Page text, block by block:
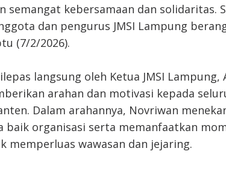
semangat kebersamaan dan solidaritas.
dan pengurus JMSI Lampung
(7/2/2026).
langsung oleh Ketua JMSI Lampung,
arahan dan motivasi kepada
Dalam arahannya, Novriwan
baik organisasi serta memanfaatkan
memperluas wawasan dan jejaring.